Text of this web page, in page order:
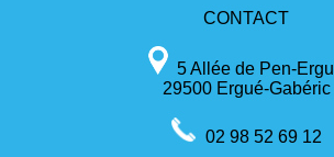
CONTACT
5 Allée de Pen-
29500 Ergué-Gabéric
02 98 52 69 12